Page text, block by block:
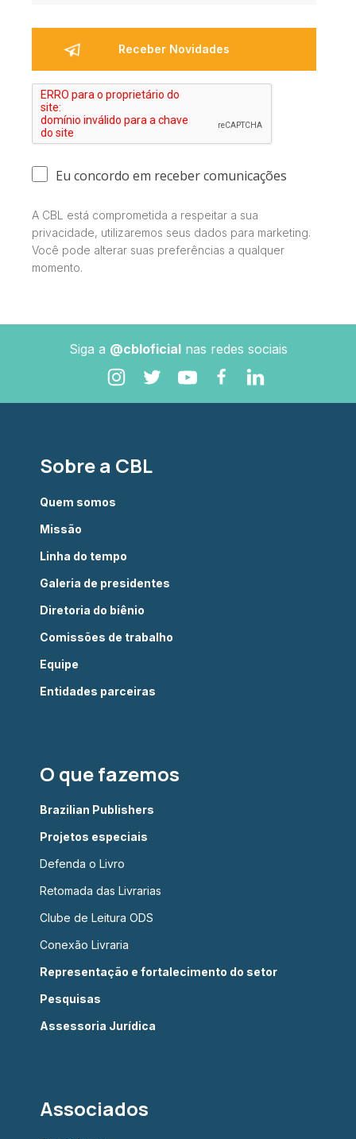
Eu concordo em receber comunicações
A CBL está comprometida a respeitar a sua
privacidade, utilizaremos seus dados para marketing.
Você pode alterar suas preferências a qualquer
momento.
Siga a @cbloficialnas redes sociais
Sobre a CBL
Quem somos
Missão
Linha do tempo
Galeria de presidentes
Diretoria do biênio
Comissões de trabalho
Equipe
Entidades parceiras
O que fazemos
Brazilian Publishers
Projetos especiais
Defenda o Livro
Retomada das Livrarias
Clube de Leitura ODS
Conexão Livraria
Representação e fortalecimento do setor
Pesquisas
Assessoria Jurídica
Associados